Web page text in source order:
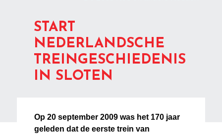
START
NEDERLANDSCHE
TREINGESCHIEDENIS
IN SLOTEN
Op 20 september 2009 was het 170 jaar
geleden dat de eerste trein van